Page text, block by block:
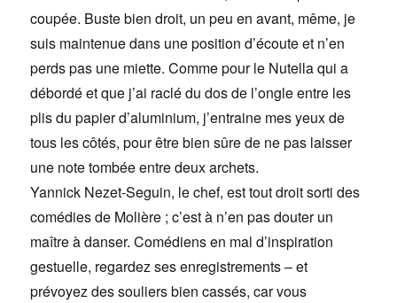
coupée. Buste bien droit, un peu en avant, même, je
suis maintenue dans une position d’écoute et n’en
perds pas une miette. Comme pour le Nutella qui a
débordé et que j’ai raclé du dos de l’ongle entre les
plis du papier d’aluminium, j’entraine mes yeux de
tous les côtés, pour être bien sûre de ne pas laisser
une note tombée entre deux archets.
Yannick Nezet-Seguin, le chef, est tout droit sorti des
comédies de Molière ; c’est à n’en pas douter un
maître à danser. Comédiens en mal d’inspiration
gestuelle, regardez ses enregistrements – et
prévoyez des souliers bien cassés, car vous